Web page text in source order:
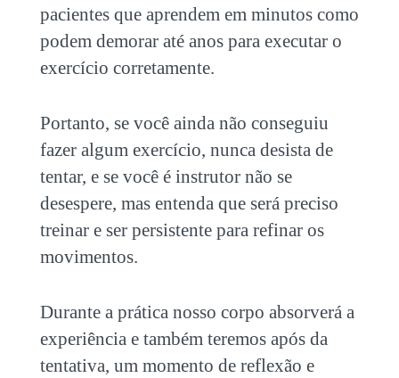
pacientes que aprendem em minutos como
podem demorar até anos para executar o
exercício corretamente.
Portanto, se você ainda não conseguiu
fazer algum exercício, nunca desista de
tentar, e se você é instrutor não se
desespere, mas entenda que será preciso
treinar e ser persistente para refinar os
movimentos.
Durante a prática nosso corpo absorverá a
experiência e também teremos após da
tentativa, um momento de reflexão e